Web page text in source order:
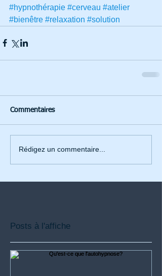
#hypnothérapie #cerveau #atelier
#bienêtre #relaxation #solution
Commentaires
Rédigez un commentaire...
Posts à l'affiche